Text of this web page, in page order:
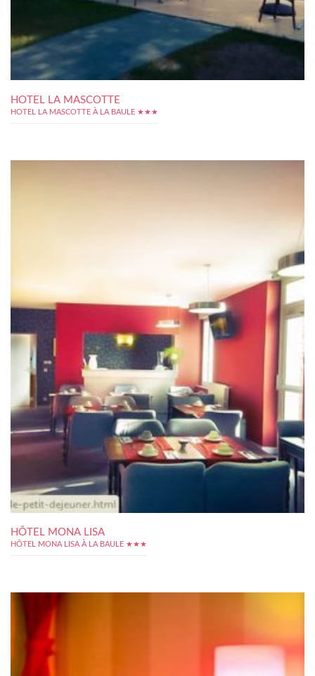
HOTEL LA MASCOTTE
HOTEL LA MASCOTTE À LA BAULE ★★★
HÔTEL MONA LISA
HÔTEL MONA LISA À LA BAULE ★★★